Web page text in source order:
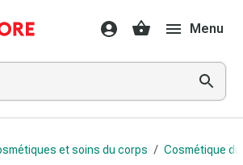
Menu
et soins du corps / Cosmétique